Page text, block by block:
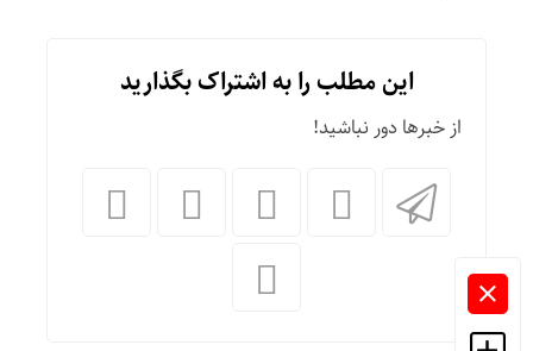
این مطلب را به اشتراک بگذارید
از خبرها دور نباشید!